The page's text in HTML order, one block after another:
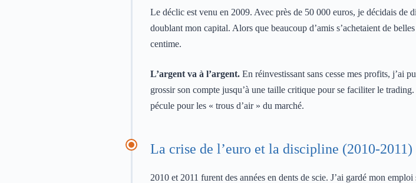
Le déclic est venu en 2009. Avec près de 50 000 euros, je décidais de
doublant mon capital. Alors que beaucoup d’amis s’achetaient de
centime.
L’argent va à l’argent. En réinvestissant sans cesse mes profits, j’ai
grossir son compte jusqu’à une taille critique pour se faciliter le
pécule pour les « trous d’air » du marché.
La crise de l’euro et la discipline (2010-2011)
2010 et 2011 furent des années en dents de scie. J’ai gardé mon